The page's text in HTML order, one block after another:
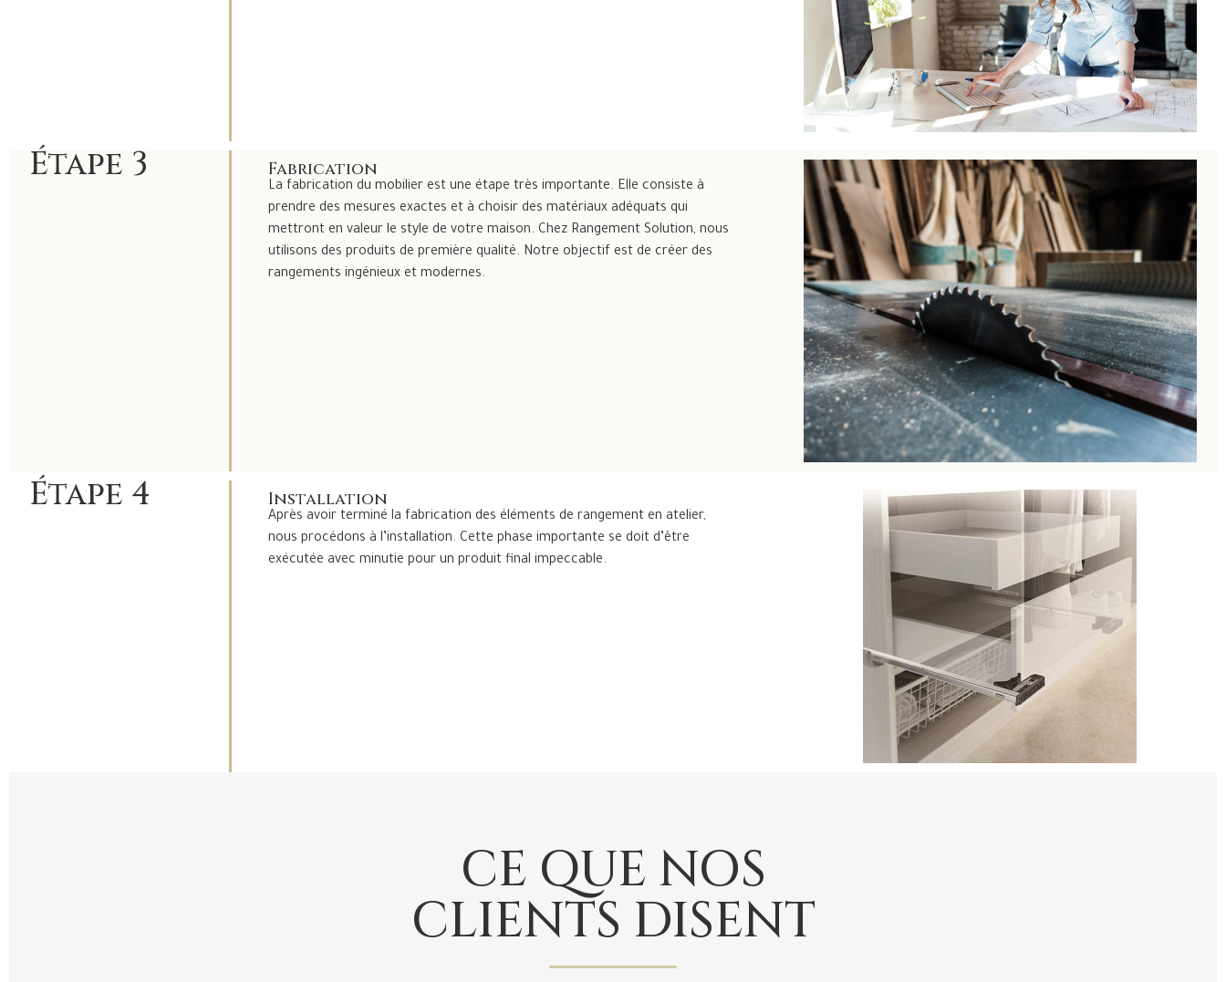
Étape 3 Fabrication
La fabrication du mobilier est une étape très importante. Elle consiste à
prendre des mesures exactes et à choisir des matériaux adéquats qui
mettront en valeur le style de votre maison. Chez Rangement Solution, nous
utilisons des produits de première qualité. Notre objectif est de créer des
rangements ingénieux et modernes.
Étape 4 Installation
Après avoir terminé la fabrication des éléments de rangement en atelier,
nous procédons à l’installation. Cette phase importante se doit d’être
exécutée avec minutie pour un produit final impeccable.
CE QUE NOS
CLIENTS DISENT